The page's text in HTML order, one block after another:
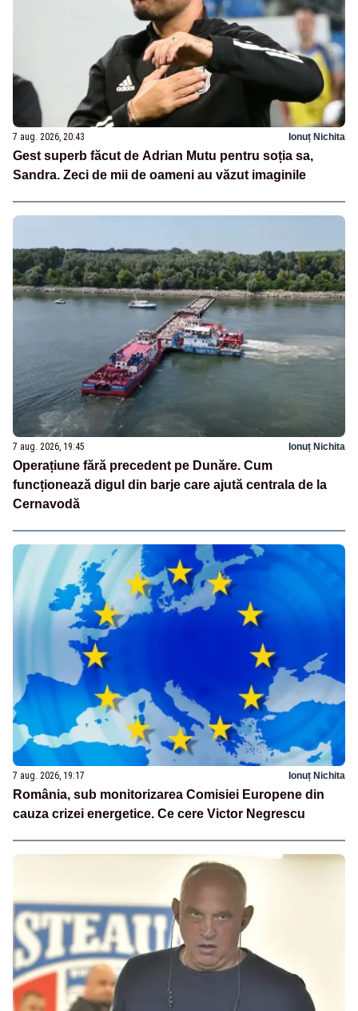
7 aug. 2026, 20:43 Ionuț Nichita
Gest superb făcut de Adrian Mutu pentru soția sa,
Sandra. Zeci de mii de oameni au văzut imaginile
7 aug. 2026, 19:45 Ionuț Nichita
Operațiune fără precedent pe Dunăre. Cum
funcționează digul din barje care ajută centrala de la
Cernavodă
7 aug. 2026, 19:17 Ionuț Nichita
România, sub monitorizarea Comisiei Europene din
cauza crizei energetice. Ce cere Victor Negrescu